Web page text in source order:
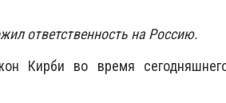
ответственность на Россию.
Кирби во время